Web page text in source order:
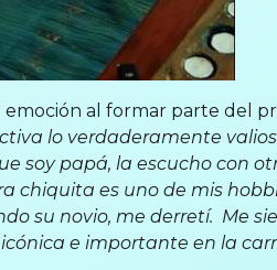
al formar parte del
lo verdaderamente
soy papá, la escucho con
chiquita es uno de mis
su novio, me derretí. Me
e importante en la